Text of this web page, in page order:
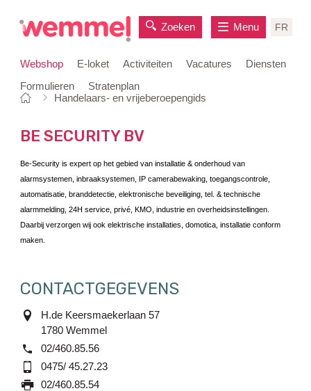
Webshop E-loket Activiteiten Vacatures
Diensten
Formulieren
Stratenplan
Zoeken FR
Menu
Je
hier:
Startpagina
Handelaars- en vrijeberoepengids
BE SECURITY BV
Be-Security is expert op het gebied van installatie & onderhoud van
alarmsystemen, inbraaksystemen, IP camerabewaking, toegangscontrole,
automatisatie, branddetectie, elektronische beveiliging, tel. & technische
alarmmelding, 24H service, privé, KMO, industrie en overheidsinstellingen.
Daarbij verzorgen wij ook elektrische installaties, domotica, installatie conform
maken.
CONTACTGEGEVENS
adresH.de Keersmaekerlaan 57
1780 Wemmel
tel.
02/460.85.56
GSM0475/ 45.27.23
fax 02/460.85.54